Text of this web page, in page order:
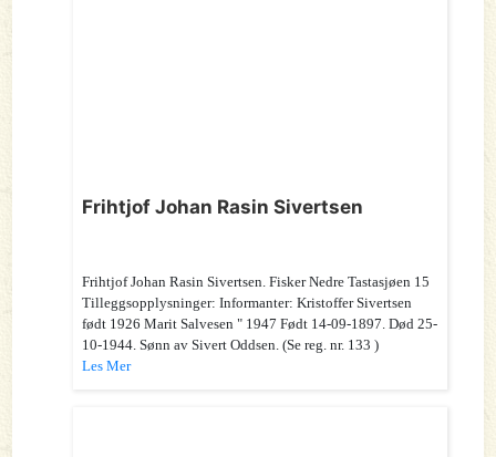
Frihtjof Johan Rasin Sivertsen
Frihtjof Johan Rasin Sivertsen. Fisker Nedre Tastasjøen 15
Tilleggsopplysninger: Informanter: Kristoffer Sivertsen
født 1926 Marit Salvesen " 1947 Født 14-09-1897. Død 25-
10-1944. Sønn av Sivert Oddsen. (Se reg. nr. 133 )
Les Mer